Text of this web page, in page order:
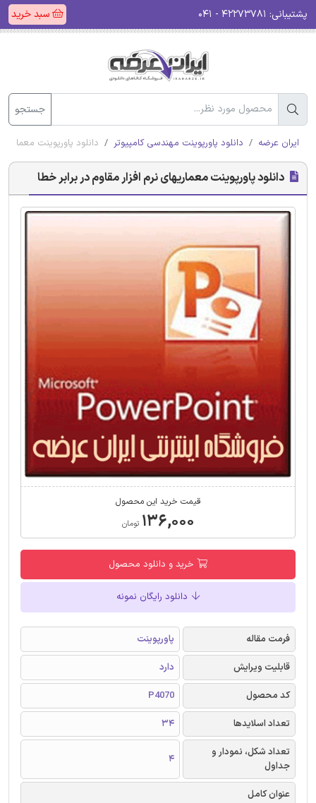
پشتیبانی: سبد خرید
جستجو
ایران عرضه دانلود پاورپوینت مهندسی کامپیوتر دانلود پاورپوینت
دانلود پاورپوینت معماریهای نرم افزار مقاوم در برابر خطا
قیمت خرید این محصول
۱۳۶,۰۰۰ تومان
خرید و دانلود محصول
دانلود رایگان نمونه
فرمت مقاله
پاورپوینت
قابلیت ویرایش
دارد
کد محصول
P4070
تعداد اسلایدها
34
تعداد شکل، نمودار و
جداول
4
عنوان کامل